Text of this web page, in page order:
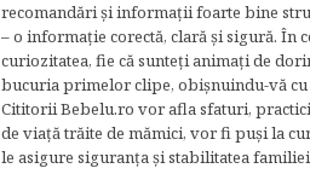
recomandări şi informaţii foarte bine
– o informaţie corectă, clară şi sigură. În
curiozitatea, fie că sunteţi animaţi de
bucuria primelor clipe, obişnuindu-vă
Cititorii Bebelu.ro vor afla sfaturi,
de viaţă trăite de mămici, vor fi puşi la
le asigure siguranţa şi stabilitatea